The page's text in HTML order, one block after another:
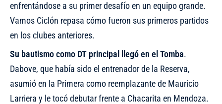
enfrentándose a su primer desafío en un equipo grande.
Vamos Ciclón repasa cómo fueron sus primeros partidos
en los clubes anteriores.
Su bautismo como DT principal llegó en el Tomba.
Dabove, que había sido el entrenador de la Reserva,
asumió en la Primera como reemplazante de Mauricio
Larriera y le tocó debutar frente a Chacarita en Mendoza.